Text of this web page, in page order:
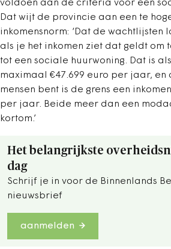
voldoen aan de criteria voor een
Dat wijt de provincie aan een te
inkomensnorm: ‘ Dat de wachtlijsten
als je het inkomen ziet dat geldt om
tot een sociale huurwoning. Dat is
maximaal €47.699 euro per jaar, en
mensen bent is de grens een
per jaar. Beide meer dan een
kortom.’
Het belangrijkste
dag
Schrijf je in voor de Binnenlands
nieuwsbrief
aanmelden